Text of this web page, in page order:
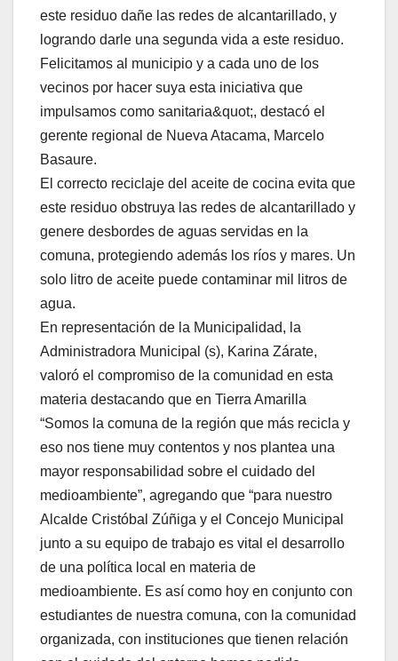
este residuo dañe las redes de alcantarillado, y
logrando darle una segunda vida a este residuo.
Felicitamos al municipio y a cada uno de los
vecinos por hacer suya esta iniciativa que
impulsamos como sanitaria&quot;, destacó el
gerente regional de Nueva Atacama, Marcelo
Basaure.
El correcto reciclaje del aceite de cocina evita que
este residuo obstruya las redes de alcantarillado y
genere desbordes de aguas servidas en la
comuna, protegiendo además los ríos y mares. Un
solo litro de aceite puede contaminar mil litros de
agua.
En representación de la Municipalidad, la
Administradora Municipal (s), Karina Zárate,
valoró el compromiso de la comunidad en esta
materia destacando que en Tierra Amarilla
“Somos la comuna de la región que más recicla y
eso nos tiene muy contentos y nos plantea una
mayor responsabilidad sobre el cuidado del
medioambiente”, agregando que “para nuestro
Alcalde Cristóbal Zúñiga y el Concejo Municipal
junto a su equipo de trabajo es vital el desarrollo
de una política local en materia de
medioambiente. Es así como hoy en conjunto con
estudiantes de nuestra comuna, con la comunidad
organizada, con instituciones que tienen relación